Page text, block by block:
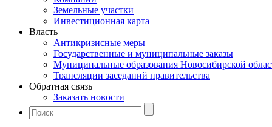
Земельные участки
Инвестиционная карта
Власть
Антикризисные меры
Государственные и муниципальные заказы
Муниципальные образования Новосибирской
Трансляции заседаний правительства
Обратная связь
Заказать новости